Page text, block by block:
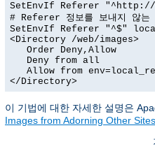
SetEnvIf Referer "^http://
# Referer 정보를 보내지 않는
SetEnvIf Referer "^$"
<Directory /web/images>
   Order Deny,Allow
   Deny from all
Allow from
</Directory>
이 기법에 대한 자세한 설명은
Images from Adorning Other Sites